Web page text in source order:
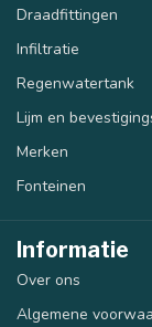
Draadfittingen
Infiltratie
Regenwatertank
Lijm en
Merken
Fonteinen
Informatie
Over ons
Algemene